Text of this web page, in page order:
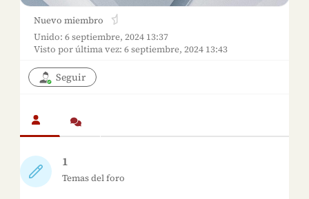
Nuevo miembro
Unido: 6 septiembre, 2024 13:37
Visto por última vez: 6 septiembre, 2024 13:43
Seguir
1
Temas del foro